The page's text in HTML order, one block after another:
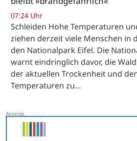
07:24 Uhr
Schleiden Hohe Temperaturen
ziehen derzeit viele Menschen in
den Nationalpark Eifel. Die
warnt eindringlich davor, die
der aktuellen Trockenheit und
Temperaturen zu…